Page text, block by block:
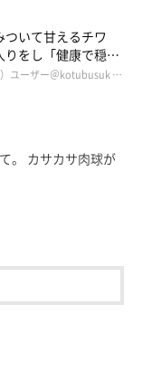
まざまな成長を見
ードを話していま
体が大きくなって
ワリ、マテ、オテ
ろなことができる
に、毎回感動
いて甘えるチワ
をし「健康で穏や
ほしい」と願う
ユーザー＠kotubusuk …
。 カサカサ肉球が